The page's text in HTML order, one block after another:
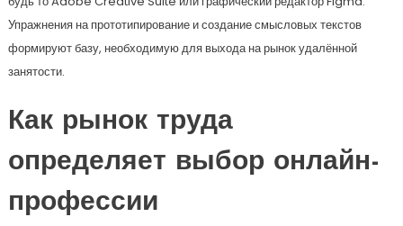
Упражнения на прототипирование и создание смысловых текстов
формируют базу, необходимую для выхода на рынок удалённой
занятости.
Как рынок труда
определяет выбор онлайн-
профессии